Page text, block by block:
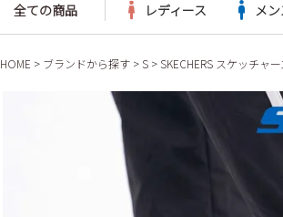
全ての商品 レディース
サンダル
レインシューズ
パンプス
スニーカー
カジ
ワー
メ
サンダル
レインシューズ
スニーカー
ビジネス・ドレスシューズ
サンダル
レインシューズ
スニーカー
スクール
new
レディース新入荷
メンズ新入荷
キッズ新入荷
レディースSALE
メンズSALE
キッズSALE
リュック
ボディバッグ
ハンドバッグ
ビジネスバッグ
トー
ショ
ケア用品
HOME ブランドから探す S SKECHERS スケッチャ